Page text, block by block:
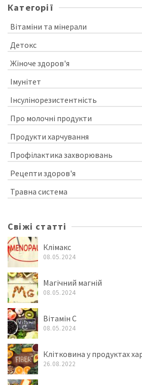
Категорії
Вітаміни та мінерали
Детокс
Жіноче здоров'я
Імунітет
Інсулінорезистентність
Про молочні продукти
Продукти харчування
Профілактика захворювань
Рецепти здоров'я
Травна система
Свіжі статті
Клімакс
08.05.2024
Магічний магній
08.05.2024
Вітамін C
08.05.2024
Клітковина у продуктах
26.08.2022